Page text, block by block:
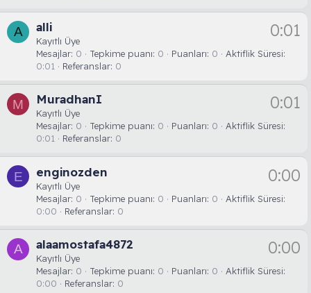
A 0:01
alli
Kayıtlı Üye
Mesajlar 0 Tepkime puanı 0 Puanları 0
Aktiflik Süresi
0:01
Referanslar 0
M 0:01
MuradhanI
Kayıtlı Üye
Mesajlar 0 Tepkime puanı 0 Puanları 0
Aktiflik Süresi
0:01
Referanslar 0
E 0:00
enginozden
Kayıtlı Üye
Mesajlar 0 Tepkime puanı 0 Puanları 0
Aktiflik Süresi
0:00
Referanslar 0
A 0:00
alaamostafa4872
Kayıtlı Üye
Mesajlar 0 Tepkime puanı 0 Puanları 0
Aktiflik Süresi
0:00
Referanslar 0